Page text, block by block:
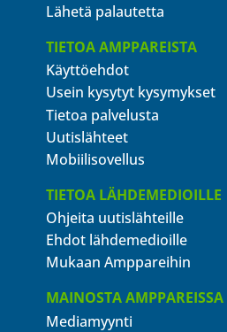
Lähetä palautetta
TIETOA AMPPAREISTA
Käyttöehdot
Usein kysytyt kysymykset
Tietoa palvelusta
Uutislähteet
Mobiilisovellus
TIETOA LÄHDEMEDIOILLE
Ohjeita uutislähteille
Ehdot lähdemedioille
Mukaan Amppareihin
MAINOSTA AMPPAREISSA
Mediamyynti